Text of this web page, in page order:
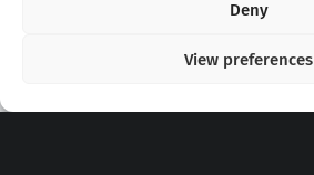
Deny
View preferences